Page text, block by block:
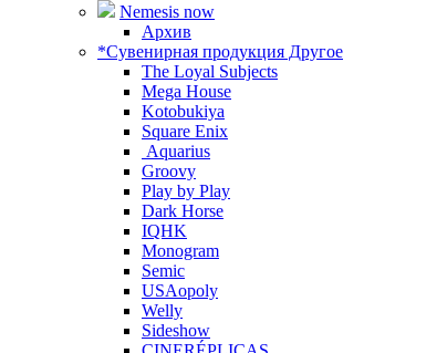
Nemesis now
Архив
*Сувенирная продукция Другое
The Loyal Subjects
Mega House
Kotobukiya
Square Enix
Aquarius
Groovy
Play by Play
Dark Horse
IQHK
Monogram
Semic
USAopoly
Welly
Sideshow